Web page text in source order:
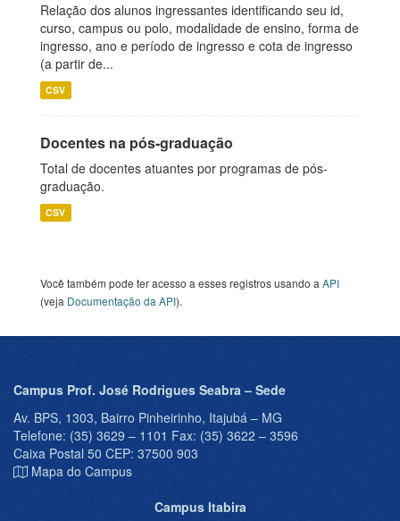
Relação dos alunos ingressantes identificando seu id,
curso, campus ou polo, modalidade de ensino, forma de
ingresso, ano e período de ingresso e cota de ingresso
(a partir de...
CSV
Docentes na pós-graduação
Total de docentes atuantes por programas de pós-
graduação.
CSV
Você também pode ter acesso a esses registros usando a API
(veja Documentação da API).
Campus Prof. José Rodrigues Seabra – Sede
Av. BPS, 1303, Bairro Pinheirinho, Itajubá – MG
Telefone: (35) 3629 – 1101 Fax: (35) 3622 – 3596
Caixa Postal 50 CEP: 37500 903
Mapa do Campus
Campus Itabira